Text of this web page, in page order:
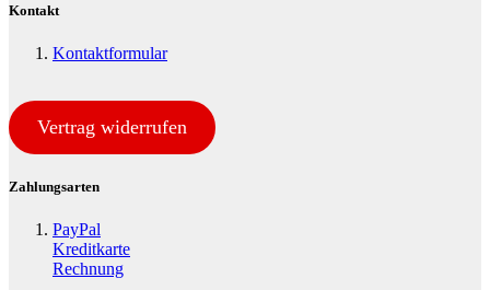
Kontakt
Kontaktformular
Vertrag widerrufen
Zahlungsarten
PayPal
Kreditkarte
Rechnung